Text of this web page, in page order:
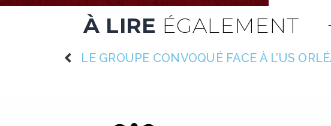
À LIRE ÉGALEMENT
LE GROUPE CONVOQUÉ FACE À L’US